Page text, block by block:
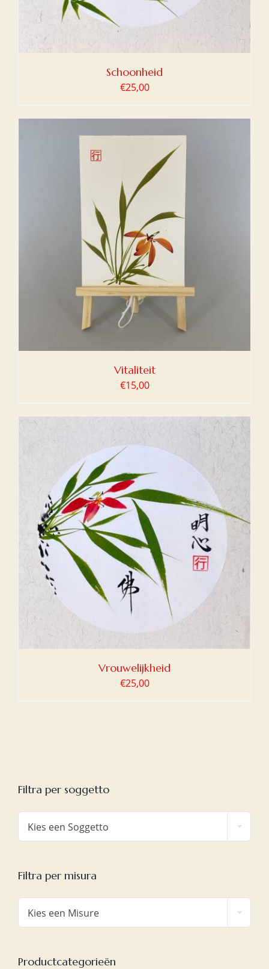
Schoonheid
€25,00
Vitaliteit
€15,00
Vrouwelijkheid
€25,00
Filtra per soggetto
Kies een Soggetto
Filtra per misura
Kies een Misure
Productcategorieën